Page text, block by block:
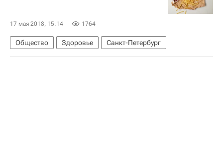
17 мая 2018, 15:14 1764
Общество Здоровье Санкт-Петербург